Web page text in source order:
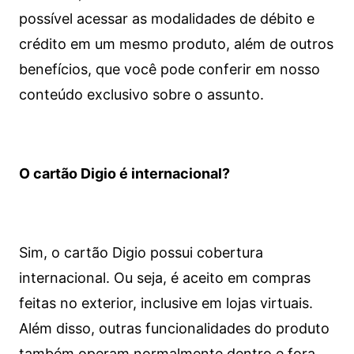
possível acessar as modalidades de débito e
crédito em um mesmo produto, além de outros
benefícios, que você pode conferir em nosso
conteúdo exclusivo sobre o assunto.
O cartão Digio é internacional?
Sim, o cartão Digio possui cobertura
internacional. Ou seja, é aceito em compras
feitas no exterior, inclusive em lojas virtuais.
Além disso, outras funcionalidades do produto